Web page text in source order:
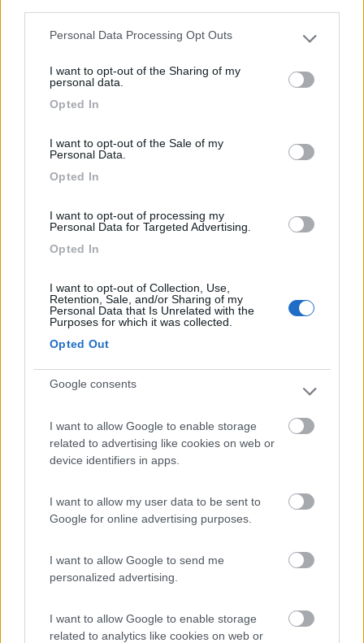
Please note that this website/app uses one or more Google
not limited to your visit or usage behaviour. You may click to
grant or deny consent to Google and its third-party tags to
use your data for below specified purposes in below Google
Personal Data Processing Opt Outs
I want to opt-out of the Sharing of my
personal data.
Opted In
I want to opt-out of the Sale of my
Personal Data.
Opted In
I want to opt-out of processing my
Personal Data for Targeted Advertising.
Opted In
I want to opt-out of Collection, Use,
Retention, Sale, and/or Sharing of my
Personal Data that Is Unrelated with the
Purposes for which it was collected.
Opted Out
Google consents
I want to allow Google to enable storage
related to advertising like cookies on web or
device identifiers in apps.
I want to allow my user data to be sent to
Google for online advertising purposes.
I want to allow Google to send me
personalized advertising.
I want to allow Google to enable storage
related to analytics like cookies on web or
Rolle di Cison di Valmarino (TV) - 34.1km
Area di sosta (AA)
Aladincamp Agricampeggio
9,7 11
Servizi / Posizione
A circa 2,5 km dal centro, agricampeggio recintato con
Oriago di Mira (VE) - 35.7km
Via Ca' Rubaldi 19/F